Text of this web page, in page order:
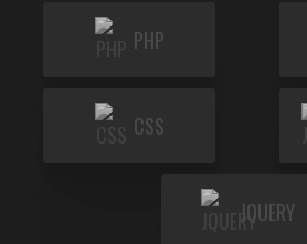
PHP
CSS
JQUERY